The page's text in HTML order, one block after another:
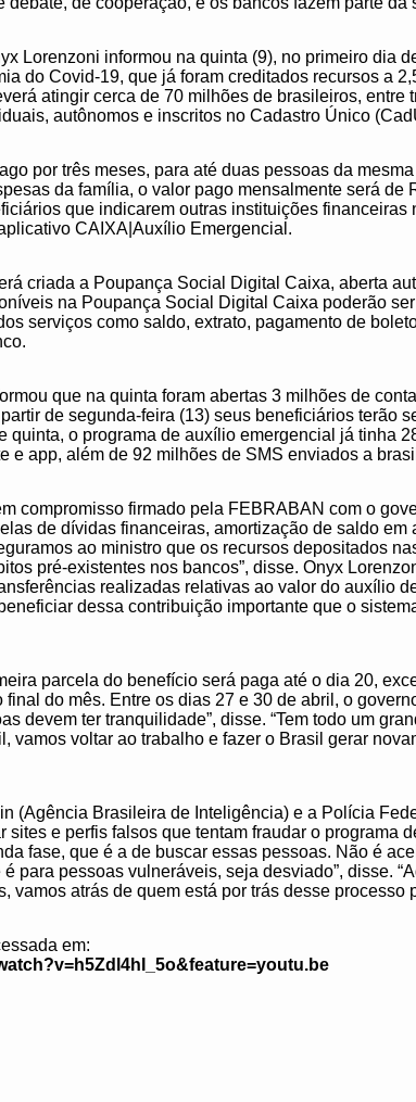
Lorenzoni informou na quinta (9), no primeiro dia
do Covid-19, que já foram creditados recursos a
atingir cerca de 70 milhões de brasileiros, entre
autônomos e inscritos no Cadastro Único
por três meses, para até duas pessoas da
da família, o valor pago mensalmente será de
que indicarem outras instituições financeiras
CAIXA|Auxílio Emergencial.
criada a Poupança Social Digital Caixa, aberta
na Poupança Social Digital Caixa poderão
serviços como saldo, extrato, pagamento de
que na quinta foram abertas 3 milhões de
de segunda-feira (13) seus beneficiários terão
quinta, o programa de auxílio emergencial já tinha
e app, além de 92 milhões de SMS enviados a
compromisso firmado pela FEBRABAN com o
de dívidas financeiras, amortização de saldo
ao ministro que os recursos depositados
pré-existentes nos bancos”, disse. Onyx
realizadas relativas ao valor do auxílio
dessa contribuição importante que o
parcela do benefício será paga até o dia 20,
do mês. Entre os dias 27 e 30 de abril, o
devem ter tranquilidade”, disse. “Tem todo um
vamos voltar ao trabalho e fazer o Brasil gerar
(Agência Brasileira de Inteligência) e a Polícia
sites e perfis falsos que tentam fraudar o programa
fase, que é a de buscar essas pessoas. Não é
para pessoas vulneráveis, seja desviado”, disse.
vamos atrás de quem está por trás desse processo
em: